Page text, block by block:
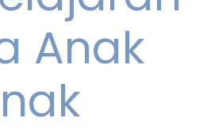
Anak